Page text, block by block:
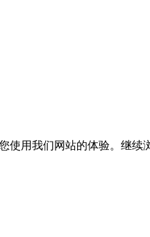
使用我们网站的体验。继